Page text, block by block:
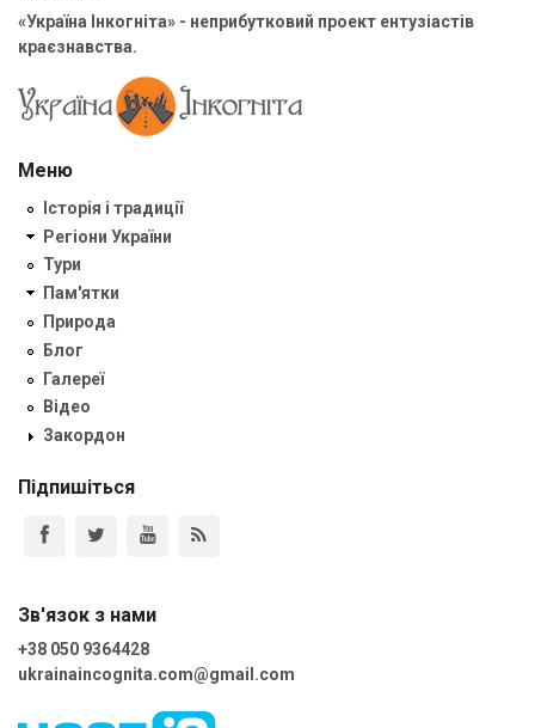
«Україна Інкогніта» - неприбутковий проект ентузіастів
краєзнавства.
Меню
Історія і традиції
Регіони України
Тури
Пам'ятки
Природа
Блог
Галереї
Відео
Закордон
Підпишіться
Зв'язок з нами
+38 050 9364428
ukrainaincognita.com@gmail.com